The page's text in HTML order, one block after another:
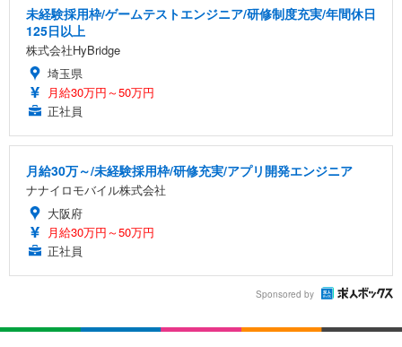
未経験採用枠/ゲームテストエンジニア/研修制度充実/年間休日
125日以上
株式会社HyBridge
埼玉県
月給30万円～50万円
正社員
月給30万～/未経験採用枠/研修充実/アプリ開発エンジニア
ナナイロモバイル株式会社
大阪府
月給30万円～50万円
正社員
Sponsored by